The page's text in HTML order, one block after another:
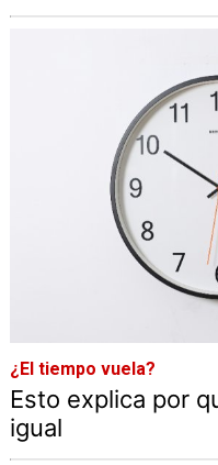
¿El tiempo vuela?
Esto explica por
igual